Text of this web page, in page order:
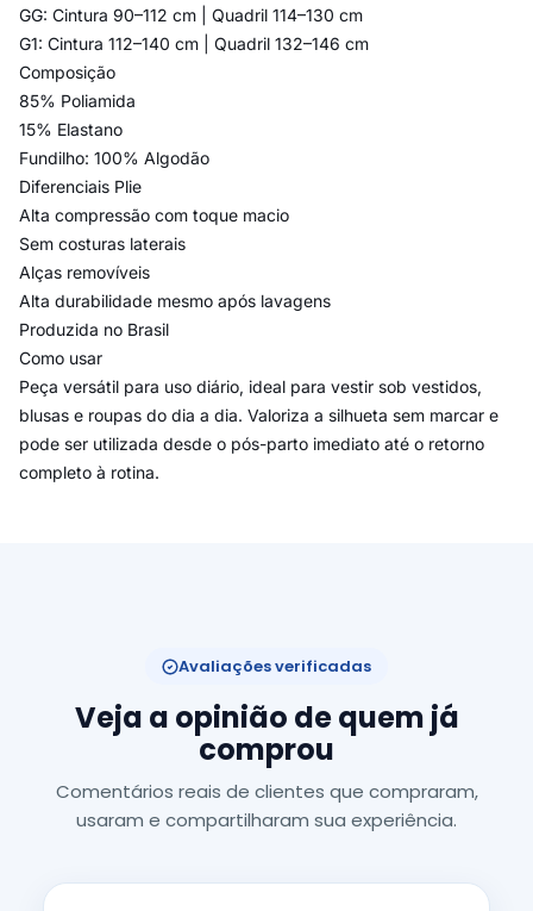
GG: Cintura 90–112 cm | Quadril 114–130 cm
G1: Cintura 112–140 cm | Quadril 132–146 cm
Composição
85% Poliamida
15% Elastano
Fundilho: 100% Algodão
Diferenciais Plie
Alta compressão com toque macio
Sem costuras laterais
Alças removíveis
Alta durabilidade mesmo após lavagens
Produzida no Brasil
Como usar
Peça versátil para uso diário, ideal para vestir sob vestidos,
blusas e roupas do dia a dia. Valoriza a silhueta sem marcar e
pode ser utilizada desde o pós-parto imediato até o retorno
completo à rotina.
Avaliações verificadas
Veja a opinião de quem já
comprou
Comentários reais de clientes que compraram,
usaram e compartilharam sua experiência.